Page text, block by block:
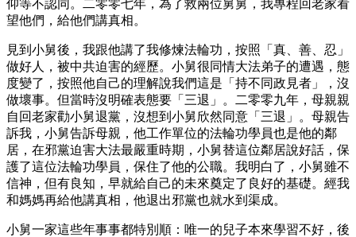
仰等不認同。二零零七年，為了救兩位舅舅，我專程回老家看
望他們，給他們講真相。
見到小舅後，我跟他講了我修煉法輪功，按照「真、善、忍」
做好人，被中共迫害的經歷。小舅很同情大法弟子的遭遇，態
度變了，按照他自己的理解說我們這是「持不同政見者」，沒
做壞事。但當時沒明確表態要「三退」。二零零九年，母親親
自回老家勸小舅退黨，沒想到小舅欣然同意「三退」。母親告
訴我，小舅告訴母親，他工作單位的法輪功學員也是他的鄰
居，在邪黨迫害大法最嚴重時期，小舅替這位鄰居說好話，保
護了這位法輪功學員，保住了他的公職。我明白了，小舅雖不
信神，但有良知，早就給自己的未來奠定了良好的基礎。經我
和媽媽再給他講真相，他退出邪黨也就水到渠成。
小舅一家這些年事事都特別順：唯一的兒子本來學習不好，後